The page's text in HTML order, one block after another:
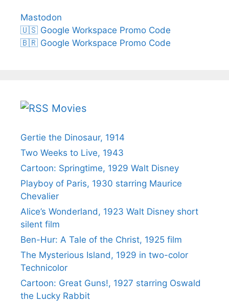
Mastodon
🇺🇸 Google Workspace Promo Code
🇧🇷 Google Workspace Promo Code
Movies
Gertie the Dinosaur, 1914
Two Weeks to Live, 1943
Cartoon: Springtime, 1929 Walt Disney
Playboy of Paris, 1930 starring Maurice
Chevalier
Alice’s Wonderland, 1923 Walt Disney short
silent film
Ben-Hur: A Tale of the Christ, 1925 film
The Mysterious Island, 1929 in two-color
Technicolor
Cartoon: Great Guns!, 1927 starring Oswald
the Lucky Rabbit